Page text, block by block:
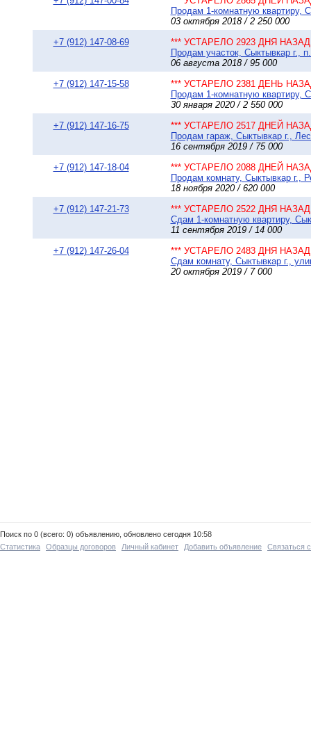
Продам 1-комнатную квартиру,
03 октября 2018 / 2 250 000
+7 (912) 147-08-69
*** УСТАРЕЛО 2923 ДНЯ НАЗАД
Продам участок, Сыктывкар г.,
06 августа 2018 / 95 000
+7 (912) 147-15-58
*** УСТАРЕЛО 2381 ДЕНЬ
Продам 1-комнатную квартиру,
30 января 2020 / 2 550 000
+7 (912) 147-16-75
*** УСТАРЕЛО 2517 ДНЕЙ
Продам гараж, Сыктывкар г.,
16 сентября 2019 / 75 000
+7 (912) 147-18-04
*** УСТАРЕЛО 2088 ДНЕЙ
Продам комнату, Сыктывкар г.,
18 ноября 2020 / 620 000
+7 (912) 147-21-73
*** УСТАРЕЛО 2522 ДНЯ НАЗАД
Сдам 1-комнатную квартиру,
11 сентября 2019 / 14 000
+7 (912) 147-26-04
*** УСТАРЕЛО 2483 ДНЯ НАЗАД
Сдам комнату, Сыктывкар г.,
20 октября 2019 / 7 000
Поиск по 0 (всего: 0) объявлению, обновлено сегодня 10:58
Статистика
Образцы договоров Личный кабинет Добавить объявление Связаться